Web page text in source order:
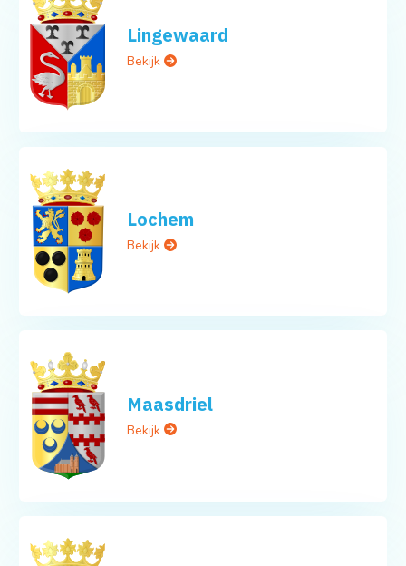
Lingewaard
Bekijk
Lochem
Bekijk
Maasdriel
Bekijk